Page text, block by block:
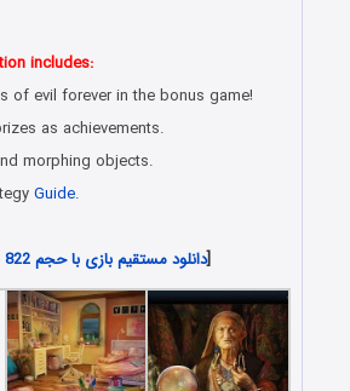
includes:
of evil forever in the bonus game!
as achievements.
morphing objects.
Guide.
[دانلود مستقیم بازی با حجم 822 مگابایت